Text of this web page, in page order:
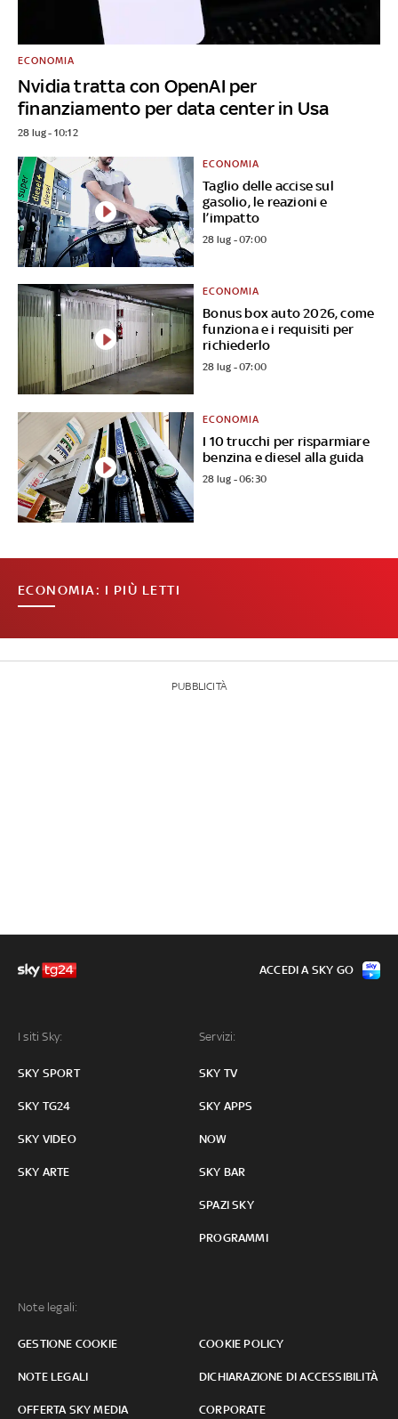
Nvidia tratta con OpenAI per
finanziamento per data center in Usa
ECONOMIA
28 lug - 10:12
Taglio delle accise sul
gasolio, le reazioni e
l’impatto
ECONOMIA
28 lug - 07:00
Bonus box auto 2026, come
funziona e i requisiti per
richiederlo
ECONOMIA
28 lug - 07:00
I 10 trucchi per risparmiare
benzina e diesel alla guida
ECONOMIA
28 lug - 06:30
ECONOMIA: I PIÙ LETTI
PUBBLICITÀ
I siti Sky:
SKY SPORT
SKY TG24
SKY VIDEO
SKY ARTE
Servizi:
SKY TV
SKY APPS
NOW
SKY BAR
SPAZI SKY
PROGRAMMI
Note legali:
GESTIONE COOKIE COOKIE POLICY
NOTE LEGALI DICHIARAZIONE DI ACCESSIBILITÀ
OFFERTA SKY MEDIA CORPORATE
ACCEDI A SKY GO